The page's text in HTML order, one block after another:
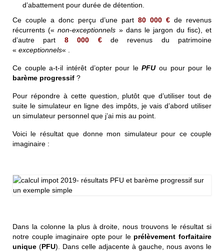
d’abattement pour durée de détention.
Ce couple a donc perçu d’une part 80 000 € de revenus
récurrents («non-exceptionnels » dans le jargon du fisc), et
d’autre part 8 000 €de revenus du patrimoine
« exceptionnels« .
Ce couple a-t-il intérêt d’opter pour lePFUou pour pour le
barème progressif ?
Pour répondre à cette question, plutôt que d’utiliser tout de
suite le simulateur en ligne des impôts, je vais d’abord utiliser
un simulateur personnel que j’ai mis au point.
Voici le résultat que donne mon simulateur pour ce couple
imaginaire :
Dans la colonne la plus à droite, nous trouvons le résultat si
notre couple imaginaire opte pour le prélèvement forfaitaire
unique (PFU). Dans celle adjacente à gauche, nous avons le